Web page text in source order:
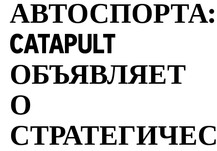
АВТОСПОРТА:
CATAPULT
ОБЪЯВЛЯЕТ
О